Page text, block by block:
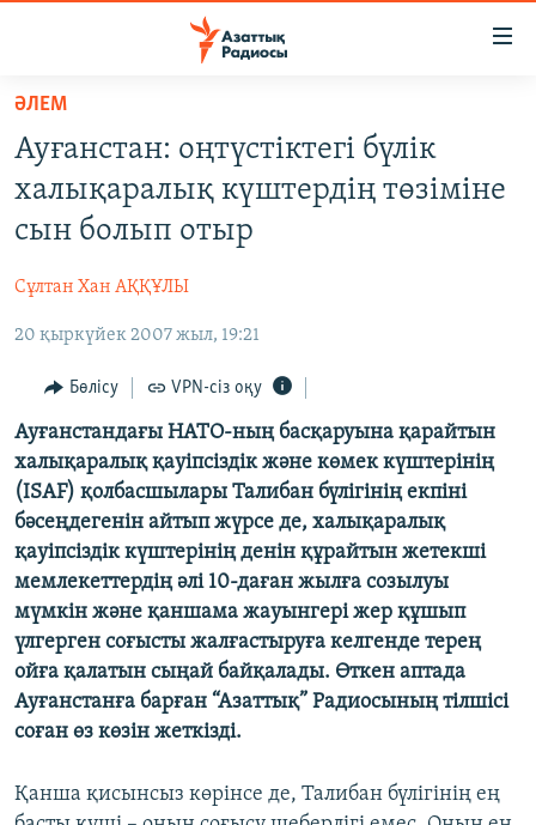
Skip
main
content
main
Navigation
Skip
Search
САЯСАТ
AZATTYQTV
АДАМ ҚҰҚЫҚТАРЫ
ӘЛЕУМЕТ
ӘЛЕМ
АРНАЙЫ ЖОБАЛАР
Русский
ЖАЗЫЛЫҢЫЗ
Басқа тілдерде
ӘЛЕМ
Ауғанстан: оңтүстіктегі бүлік
халықаралық күштердің төзіміне
сын болып отыр
Сұлтан Хан АҚҚҰЛЫ
20 қыркүйек 2007 жыл, 19:21
Бөлісу VPN-сіз оқу
Ауғанстандағы НАТО-ның басқаруына қарайтын
халықаралық қауіпсіздік және көмек күштерінің
(ISAF) қолбасшылары Талибан бүлігінің екпіні
бәсеңдегенін айтып жүрсе де, халықаралық
қауіпсіздік күштерінің денін құрайтын жетекші
мемлекеттердің әлі 10-даған жылға созылуы
мүмкін және қаншама жауынгері жер құшып
үлгерген соғысты жалғастыруға келгенде терең
ойға қалатын сыңай байқалады. Өткен аптада
Ауғанстанға барған “Азаттық” Радиосының тілшісі
соған өз көзін жеткізді.
Қанша қисынсыз көрінсе де, Талибан бүлігінің ең